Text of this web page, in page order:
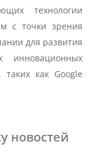
технологии
с точки зрения
для развития
как Google
новостей